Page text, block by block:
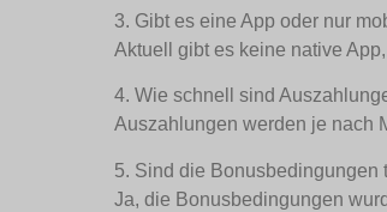
3. Gibt es eine App oder nur
Aktuell gibt es keine native
4. Wie schnell sind
Auszahlungen werden je nach
5. Sind die Bonusbedingungen
Ja, die Bonusbedingungen